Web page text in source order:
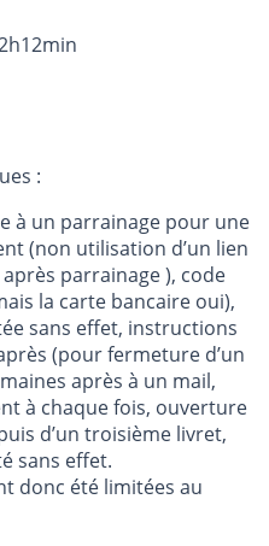
:
à un parrainage pour une
(non utilisation d’un lien
parrainage ), code
la carte bancaire oui),
sans effet, instructions
(pour fermeture d’un
après à un mail,
à chaque fois, ouverture
d’un troisième livret,
sans effet.
donc été limitées au